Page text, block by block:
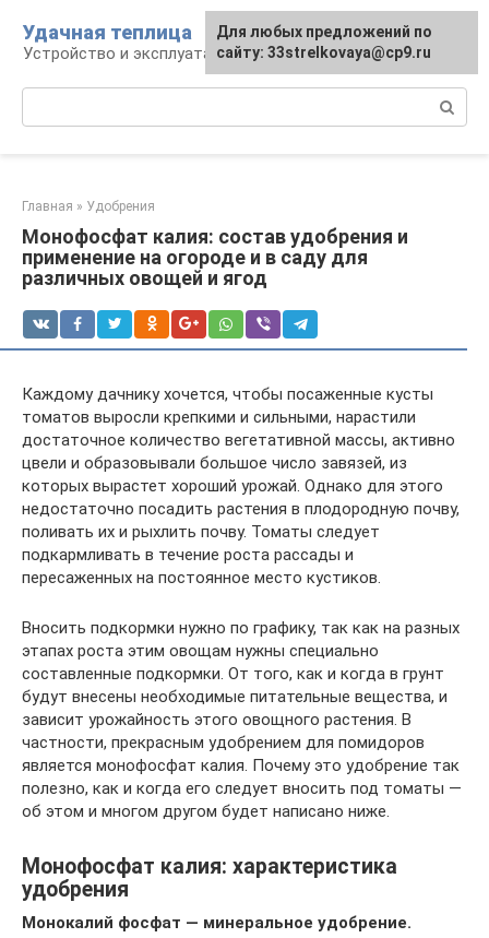
контенту
Удачная теплица
Устройство и эксплуатация теплиц
Главная » Удобрения
Монофосфат калия: состав удобрения и
применение на огороде и в саду для
различных овощей и ягод
Каждому дачнику хочется, чтобы посаженные кусты
томатов выросли крепкими и сильными, нарастили
достаточное количество вегетативной массы, активно
цвели и образовывали большое число завязей, из
которых вырастет хороший урожай. Однако для этого
недостаточно посадить растения в плодородную почву,
поливать их и рыхлить почву. Томаты следует
подкармливать в течение роста рассады и
пересаженных на постоянное место кустиков.
Вносить подкормки нужно по графику, так как на разных
этапах роста этим овощам нужны специально
составленные подкормки. От того, как и когда в грунт
будут внесены необходимые питательные вещества, и
зависит урожайность этого овощного растения. В
частности, прекрасным удобрением для помидоров
является монофосфат калия. Почему это удобрение так
полезно, как и когда его следует вносить под томаты —
об этом и многом другом будет написано ниже.
Монофосфат калия: характеристика
удобрения
Монокалий фосфат — минеральное удобрение.
Для любых предложений по
сайту: 33strelkovaya@cp9.ru